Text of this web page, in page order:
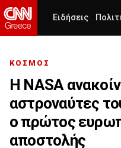
Ειδήσεις
ΚΟΣΜΟΣ
Η NASA
αστροναύτες
ο πρώτος
αποστολής